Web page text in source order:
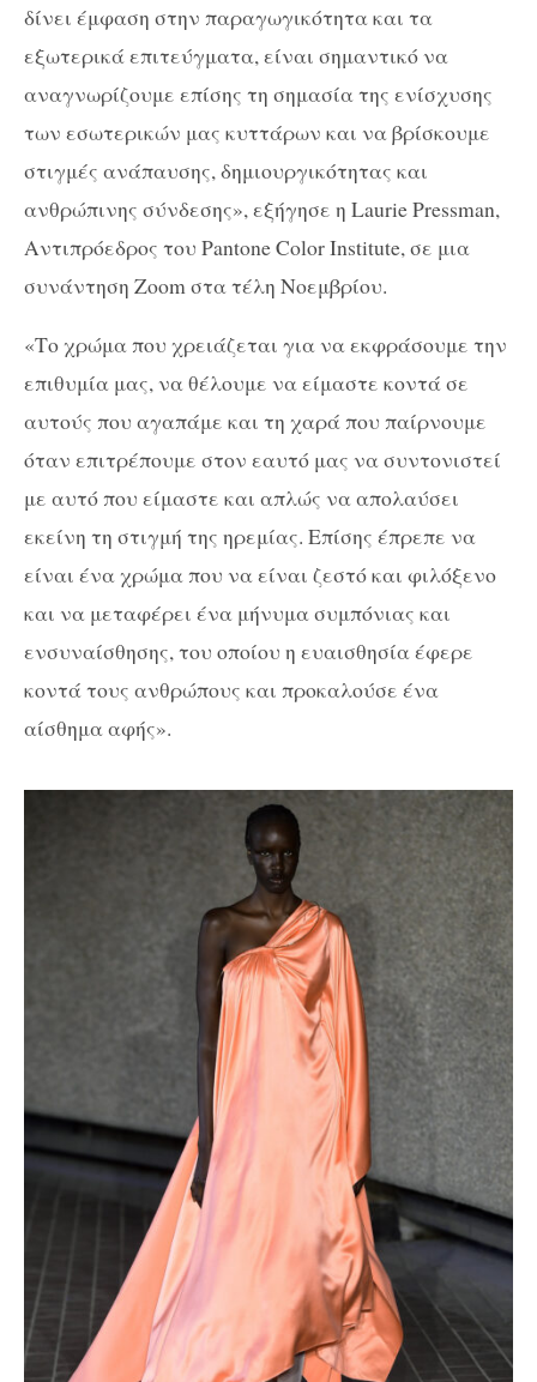
δίνει έμφαση στην παραγωγικότητα και τα
εξωτερικά επιτεύγματα, είναι σημαντικό να
αναγνωρίζουμε επίσης τη σημασία της ενίσχυσης
των εσωτερικών μας κυττάρων και να βρίσκουμε
στιγμές ανάπαυσης, δημιουργικότητας και
ανθρώπινης σύνδεσης», εξήγησε η Laurie Pressman,
Αντιπρόεδρος του Pantone Color Institute, σε μια
συνάντηση Zoom στα τέλη Νοεμβρίου.
«Το χρώμα που χρειάζεται για να εκφράσουμε την
επιθυμία μας, να θέλουμε να είμαστε κοντά σε
αυτούς που αγαπάμε και τη χαρά που παίρνουμε
όταν επιτρέπουμε στον εαυτό μας να συντονιστεί
με αυτό που είμαστε και απλώς να απολαύσει
εκείνη τη στιγμή της ηρεμίας. Επίσης έπρεπε να
είναι ένα χρώμα που να είναι ζεστό και φιλόξενο
και να μεταφέρει ένα μήνυμα συμπόνιας και
ενσυναίσθησης, του οποίου η ευαισθησία έφερε
κοντά τους ανθρώπους και προκαλούσε ένα
αίσθημα αφής».